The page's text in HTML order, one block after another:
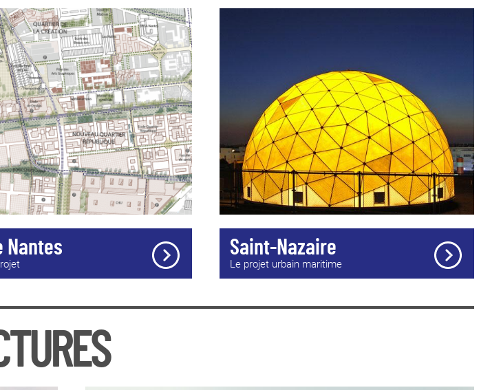
dans
de
et
de
Ce
;
contemporain, mais également avec des œuvres pérennes comme le dessinin
situde Felice Varini sur le port et dernièrement les œuvres pérennes de Dewar
et Giquel.
_______
UNE OUVERTURE INTERNATIONALE
L'orientation internationale est le cœur du projet de rapprochement. Les écoles
unissent leurs forces pédagogiques et techniques et créent ensemble une
classe internationale pour les candidat·es aux écoles d’art francophones et/ou
anglophones. Depuis la rentrée 2021, les étudiants internationaux de cette
classe ont intégré la Licence 1 du site de Saint-Nazaire.
_______
ÉDUCATION ARTISTIQUE ET PRATIQUES AMATEURS
L’école d’arts de Saint-Nazaire, depuis plus de trente ans, dispense des
enseignements artistiques aux enfants, adolescent·es et adultes, 600 élèves y
en compte en innovant sur la temporalité des apprentissages et les méthodes
pédagogiques (stages, workshops sur cycles courts, week-end et vacances).
Nantes Saint-Nazaire
Le projet urbain maritime